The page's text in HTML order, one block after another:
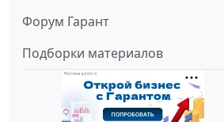
Форум Гарант
Подборки материалов